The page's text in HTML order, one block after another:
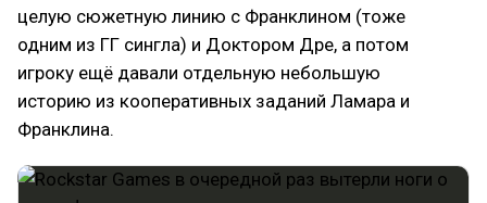
целую сюжетную линию с Франклином (тоже
одним из ГГ сингла) и Доктором Дре, а потом
игроку ещё давали отдельную небольшую
историю из кооперативных заданий Ламара и
Франклина.